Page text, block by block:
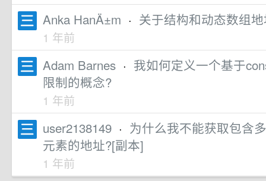
Anka HanÄ±m · 关于结构和动态数组
1 年前
Adam Barnes · 我如何定义一个基于
限制的概念?
1 年前
user2138149 · 为什么我不能获取包含
元素的地址?[副本]
1 年前